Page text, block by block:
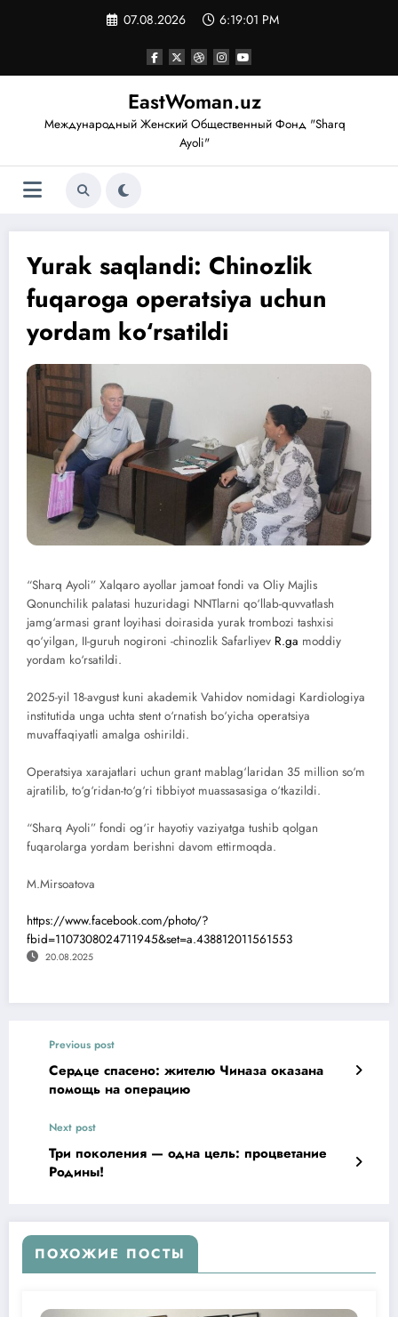
07.08.2026 6:19:02 PM
EastWoman.uz
Международный Женский Общественный Фонд "Sharq
Ayoli"
Yurak saqlandi: Chinozlik
fuqaroga operatsiya uchun
yordam ko‘rsatildi
“Sharq Ayoli” Xalqaro ayollar jamoat fondi va Oliy Majlis
Qonunchilik palatasi huzuridagi NNTlarni qo‘llab-quvvatlash
jamg‘armasi grant loyihasi doirasida yurak trombozi tashxisi
qo‘yilgan, II-guruh nogironi -chinozlik Safarliyev R.ga moddiy
yordam ko‘rsatildi.
2025-yil 18-avgust kuni akademik Vahidov nomidagi Kardiologiya
institutida unga uchta stent o‘rnatish bo‘yicha operatsiya
muvaffaqiyatli amalga oshirildi.
Operatsiya xarajatlari uchun grant mablag‘laridan 35 million so‘m
ajratilib, to‘g‘ridan-to‘g‘ri tibbiyot muassasasiga o‘tkazildi.
“Sharq Ayoli” fondi og‘ir hayotiy vaziyatga tushib qolgan
fuqarolarga yordam berishni davom ettirmoqda.
M.Mirsoatova
https://www.facebook.com/photo/?
fbid=1107308024711945&set=a.438812011561553
20.08.2025
Previous post
Сердце спасено: жителю Чиназа оказана
помощь на операцию
Next post
Три поколения — одна цель: процветание
Родины!
ПОХОЖИЕ ПОСТЫ